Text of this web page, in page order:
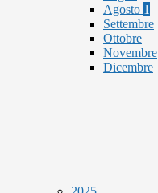
Agosto 1
Settembre
Ottobre
Novembre
Dicembre